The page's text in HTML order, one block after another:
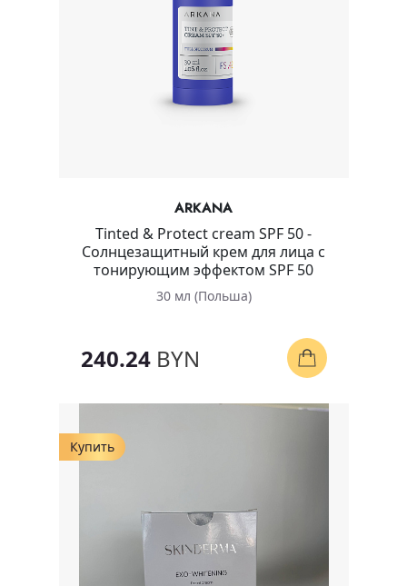
ARKANA
Tinted & Protect cream SPF 50 -
Солнцезащитный крем для лица с
тонирующим эффектом SPF 50
30 мл (Польша)
240.24 BYN
Купить